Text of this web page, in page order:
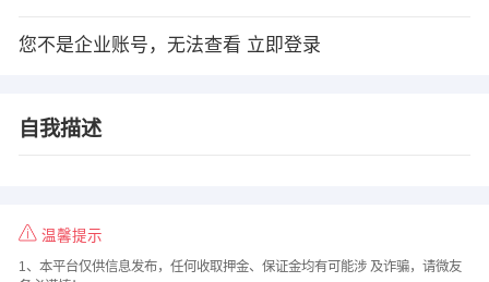
您不是企业账号，无法查看 立即登录
自我描述
温馨提示
1、本平台仅供信息发布，任何收取押金、保证金均有可能涉 及诈骗，请微友